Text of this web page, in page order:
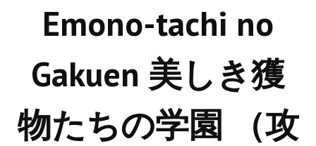
Русская биржа
Aliens vs Predator 2 (Русские субтитры)
Dungeon Siege 2 Legendary Mod (Русские субтитры)
Новый ГГ
Emono-tachi no
Gakuen 美しき獲
物たちの学園 （攻